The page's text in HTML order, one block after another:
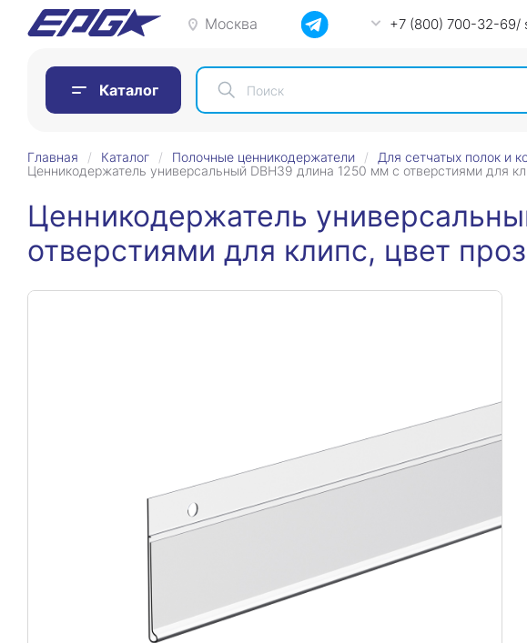
Москва +7 (800) 700-32-69/
Каталог
Главная Каталог Полочные ценникодержатели
Для сетчатых полок и
Ценникодержатель универсальный DBH39 длина 1250 мм с отверстиями для
Ценникодержатель
отверстиями для клипс, цвет